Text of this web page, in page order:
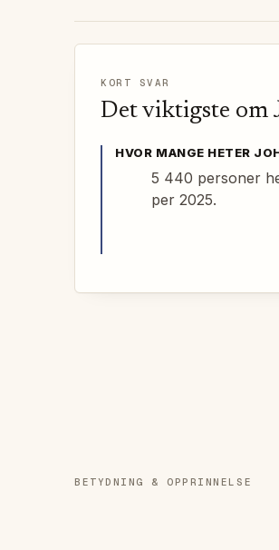
KORT SVAR
Det viktigste om
HVOR MANGE HETER
5 440 personer
per 2025.
BETYDNING & OPPRINNELSE